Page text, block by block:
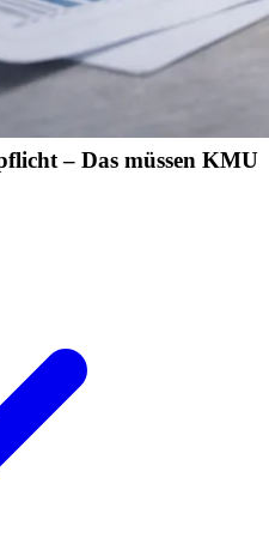
– Das müssen KMU